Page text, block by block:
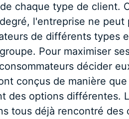
chaque type de client.
l'entreprise ne
de différents types
Pour maximiser
décider
conçus de manière
des options différentes.
tous déjà rencontré